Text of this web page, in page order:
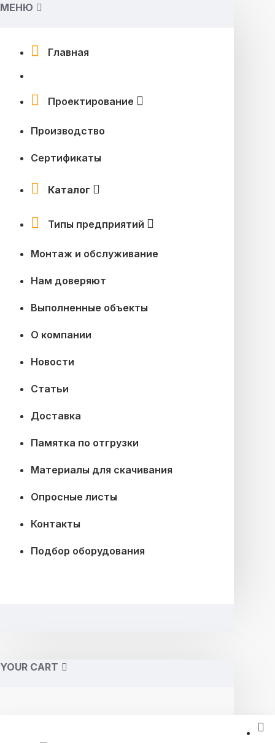
МЕНЮ
Главная
Проектирование
Производство
Сертификаты
Каталог
Типы предприятий
Монтаж и обслуживание
Нам доверяют
Выполненные объекты
О компании
Новости
Статьи
Доставка
Памятка по отгрузки
Материалы для скачивания
Опросные листы
Контакты
Подбор оборудования
YOUR CART